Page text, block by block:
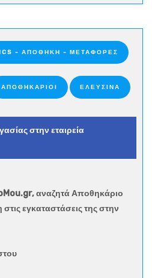
- ΑΠΟΘΉΚΗ - ΜΕΤΑΦΟΡΈΣ
ΑΠΟΘΗΚΆΡΙΟΙ ΕΛΕΥΣΙΝΑ
στην εταιρεία
αναζητά Αποθηκάριο
εγκαταστάσεις της στην